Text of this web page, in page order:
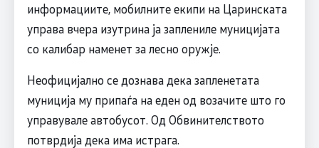
информациите, мобилните екипи на Царинската
управа вчера изутрина ја заплениле муницијата
со калибар наменет за лесно оружје.
Неофицијално се дознава дека запленетата
муниција му припаѓа на еден од возачите што го
управувале автобусот. Од Обвинителството
потврдија дека има истрага.